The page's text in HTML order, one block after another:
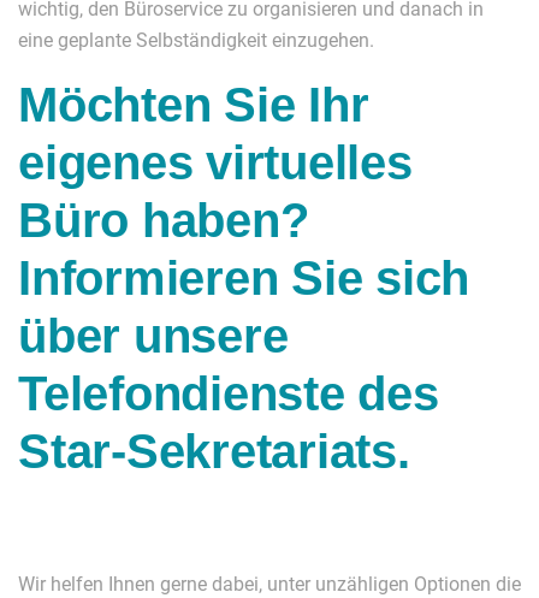
wichtig, den Büroservice zu organisieren und danach in
eine geplante Selbständigkeit einzugehen.
Möchten Sie Ihr
eigenes virtuelles
Büro haben?
Informieren Sie sich
über unsere
Telefondienste des
Star-Sekretariats.
Wir helfen Ihnen gerne dabei, unter unzähligen Optionen die